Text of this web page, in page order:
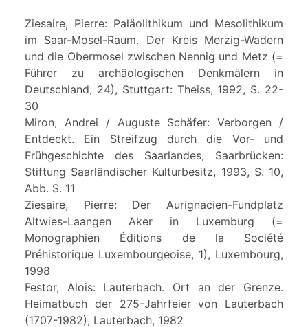
Ziesaire, Pierre: Paläolithikum und Mesolithikum
im Saar-Mosel-Raum. Der Kreis Merzig-Wadern
und die Obermosel zwischen Nennig und Metz (=
Führer zu archäologischen Denkmälern in
Deutschland, 24), Stuttgart: Theiss, 1992, S. 22-
30
Miron, Andrei / Auguste Schäfer: Verborgen /
Entdeckt. Ein Streifzug durch die Vor- und
Frühgeschichte des Saarlandes, Saarbrücken:
Stiftung Saarländischer Kulturbesitz, 1993, S. 10,
Abb. S. 11
Ziesaire, Pierre: Der Aurignacien-Fundplatz
Altwies-Laangen Aker in Luxemburg (=
Monographien Éditions de la Société
Préhistorique Luxembourgeoise, 1), Luxembourg,
1998
Festor, Alois: Lauterbach. Ort an der Grenze.
Heimatbuch der 275-Jahrfeier von Lauterbach
(1707-1982), Lauterbach, 1982